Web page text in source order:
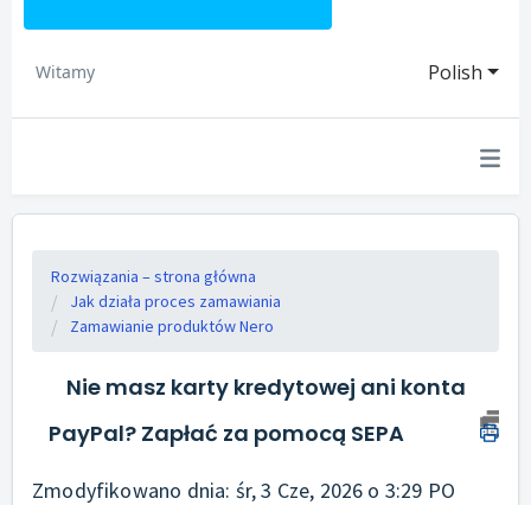
Polish
Witamy
Rozwiązania – strona główna
Jak działa proces zamawiania
Zamawianie produktów Nero
Nie masz karty kredytowej ani konta
PayPal? Zapłać za pomocą SEPA
Zmodyfikowano dnia: śr, 3 Cze, 2026 o 3:29 PO